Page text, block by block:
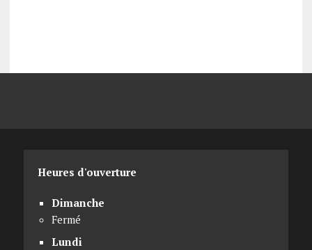
Heures d'ouverture
Dimanche
Fermé
Lundi